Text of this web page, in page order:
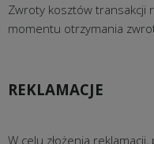
Zwroty kosztów transakcji
momentu otrzymania
REKLAMACJE
W celu złożenia